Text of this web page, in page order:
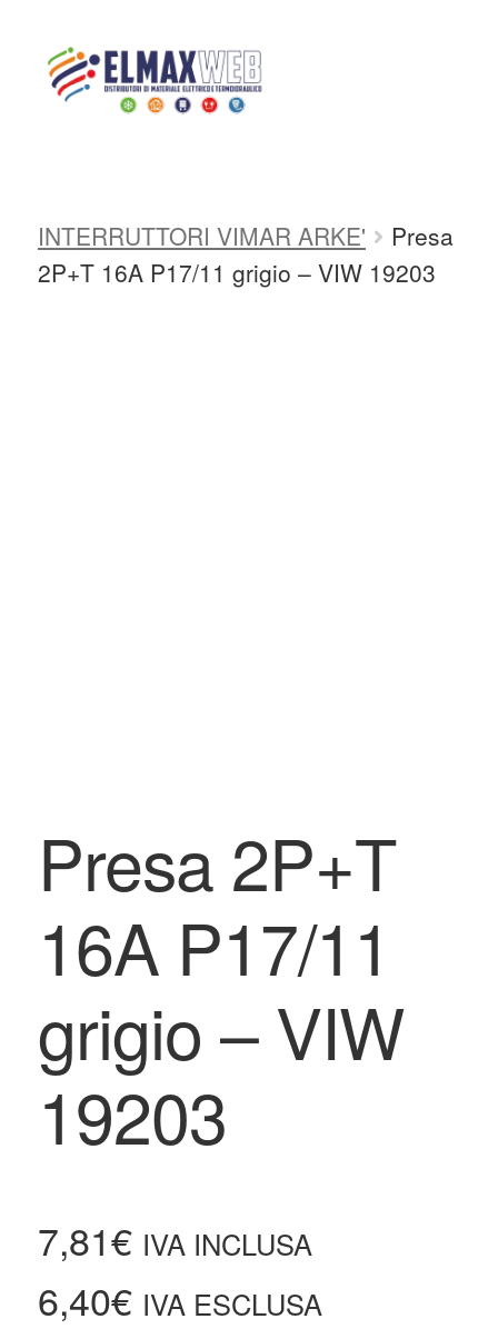
Shop Online
Home Shop
INTERRUTTORI VIMAR ARKE'
Presa
2P+T 16A P17/11 grigio – VIW 19203
Presa 2P+T
16A P17/11
grigio – VIW
19203
7,81€ IVA INCLUSA
6,40€ IVA ESCLUSA